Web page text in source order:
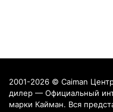
2001-2026 © Caiman
дилер — Официальный
марки Кайман. Вся